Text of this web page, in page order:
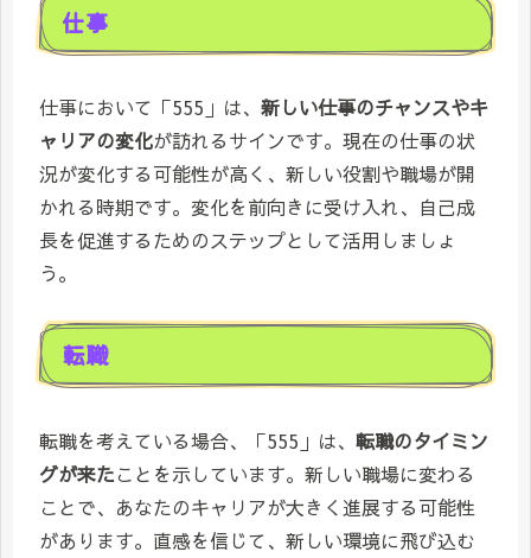
仕事
仕事において「555」は、 新しい仕事のチャンスやキ
ャリアの変化が訪れるサインです。現在の仕事の状
況が変化する可能性が高く、新しい役割や職場が開
かれる時期です。変化を前向きに受け入れ、自己成
長を促進するためのステップとして活用しましょ
う。
転職
転職を考えている場合、「555」は、 転職のタイミン
グが来たことを示しています。新しい職場に変わる
ことで、あなたのキャリアが大きく進展する可能性
があります。直感を信じて、新しい環境に飛び込む